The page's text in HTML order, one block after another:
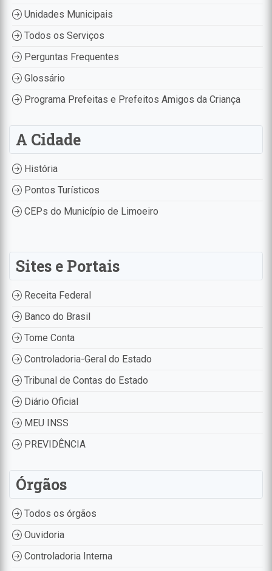
Unidades Municipais
Todos os Serviços
Perguntas Frequentes
Glossário
Programa Prefeitas e Prefeitos Amigos da Criança
A Cidade
História
Pontos Turísticos
CEPs do Município de Limoeiro
Sites e Portais
Receita Federal
Banco do Brasil
Tome Conta
Controladoria-Geral do Estado
Tribunal de Contas do Estado
Diário Oficial
MEU INSS
PREVIDÊNCIA
Órgãos
Todos os órgãos
Ouvidoria
Controladoria Interna